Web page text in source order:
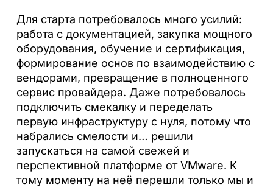
Для старта потребовалось много усилий:
работа с документацией, закупка мощного
оборудования, обучение и сертификация,
формирование основ по взаимодействию с
вендорами, превращение в полноценного
сервис провайдера. Даже потребовалось
подключить смекалку и переделать
первую инфраструктуру с нуля, потому что
набрались смелости и… решили
запускаться на самой свежей и
перспективной платформе от VMware. К
тому моменту на неё перешли только мы и